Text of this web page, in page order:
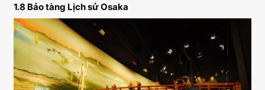
1.8 Bảo tàng Lịch sử Osaka